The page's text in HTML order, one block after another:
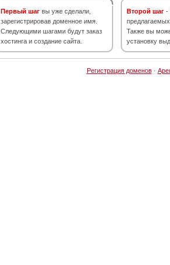
Первый шаг вы уже сделали,
зарегистрировав доменное имя.
Следующими шагами будут заказ
хостинга и создание сайта.
Второй шаг -
Также вы
установку
Регистрация доменов·